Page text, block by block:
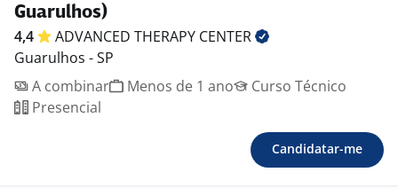
Guarulhos)
4,4 ADVANCED THERAPY CENTER
Guarulhos - SP
A combinar
Menos de 1 ano
Curso Técnico
Presencial
Candidatar-me